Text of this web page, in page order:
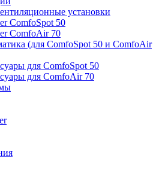
установки
ComfoSpot 50
ComfoAir 70
(для ComfoSpot 50 и ComfoAir
для ComfoSpot 50
для ComfoAir 70